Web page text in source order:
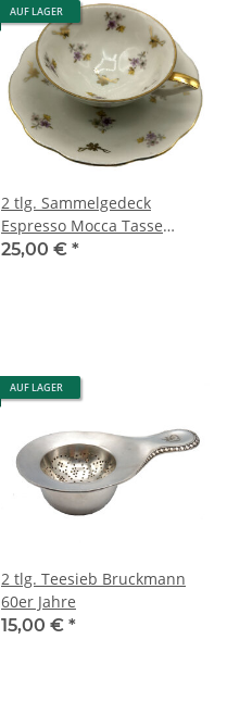
AUF LAGER
2 tlg. Sammelgedeck
Espresso Mocca Tasse
Schwarzenhammer 30er
25,00 € *
AUF LAGER
2 tlg. Teesieb Bruckmann
60er Jahre
15,00 € *